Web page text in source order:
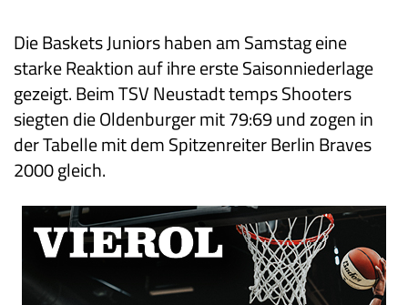
Die Baskets Juniors haben am Samstag eine
starke Reaktion auf ihre erste Saisonniederlage
gezeigt. Beim TSV Neustadt temps Shooters
siegten die Oldenburger mit 79:69 und zogen in
der Tabelle mit dem Spitzenreiter Berlin Braves
2000 gleich.